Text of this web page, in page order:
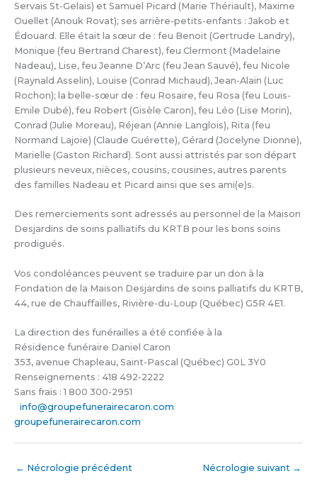
Servais St-Gelais) et Samuel Picard (Marie Thériault), Maxime
Ouellet (Anouk Rovat); ses arrière-petits-enfants : Jakob et
Édouard. Elle était la sœur de : feu Benoit (Gertrude Landry),
Monique (feu Bertrand Charest), feu Clermont (Madelaine
Nadeau), Lise, feu Jeanne D’Arc (feu Jean Sauvé), feu Nicole
(Raynald Asselin), Louise (Conrad Michaud), Jean-Alain (Luc
Rochon); la belle-sœur de : feu Rosaire, feu Rosa (feu Louis-
Emile Dubé), feu Robert (Gisèle Caron), feu Léo (Lise Morin),
Conrad (Julie Moreau), Réjean (Annie Langlois), Rita (feu
Normand Lajoie) (Claude Guérette), Gérard (Jocelyne Dionne),
Marielle (Gaston Richard). Sont aussi attristés par son départ
plusieurs neveux, nièces, cousins, cousines, autres parents
des familles Nadeau et Picard ainsi que ses ami(e)s.
Des remerciements sont adressés au personnel de la Maison
Desjardins de soins palliatifs du KRTB pour les bons soins
prodigués.
Vos condoléances peuvent se traduire par un don à la
Fondation de la Maison Desjardins de soins palliatifs du KRTB,
44, rue de Chauffailles, Rivière-du-Loup (Québec) G5R 4E1.
La direction des funérailles a été confiée à la
Résidence funéraire Daniel Caron
353, avenue Chapleau, Saint-Pascal (Québec) G0L 3Y0
Renseignements : 418 492-2222
Sans frais : 1 800 300-2951
info@groupefunerairecaron.com
groupefunerairecaron.com
← Nécrologie précédent Nécrologie suivant →